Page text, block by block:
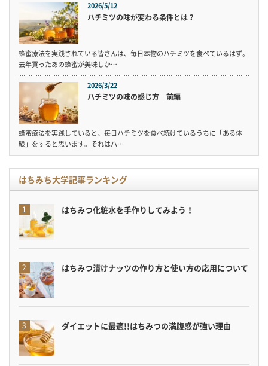
2026/5/12
ハチミツの味が変わる条件とは？
蜂蜜療法を実践されている皆さんは、毎日本物のハチミツを食べているはず。
去年買ったあの蜂蜜が美味しか…
2026/3/22
ハチミツの味の感じ方 前編
蜂蜜療法を実践していると、毎日ハチミツを食べ続けているうちに「ある体
験」をすると思います。それはハ…
はちみち大学記事ランキング
はちみつ化粧水を手作りしてみよう！
はちみつ漬けナッツの作り方と使い方の応用について
ダイエットに最適!!はちみつの満腹感が強い理由